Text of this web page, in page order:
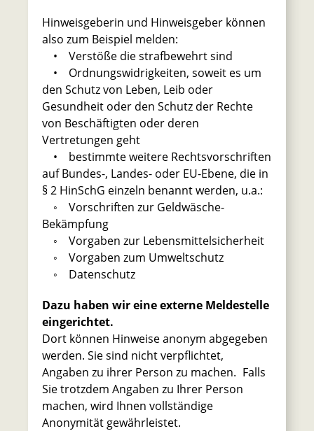
Hinweisgeberin und Hinweisgeber können
also zum Beispiel melden:
• Verstöße die strafbewehrt sind
• Ordnungswidrigkeiten, soweit es um
den Schutz von Leben, Leib oder
Gesundheit oder den Schutz der Rechte
von Beschäftigten oder deren
Vertretungen geht
• bestimmte weitere Rechtsvorschriften
auf Bundes-, Landes- oder EU-Ebene, die in
§ 2 HinSchG einzeln benannt werden, u.a.:
◦ Vorschriften zur Geldwäsche-
Bekämpfung
◦ Vorgaben zur Lebensmittelsicherheit
◦ Vorgaben zum Umweltschutz
◦ Datenschutz
Dazu haben wir eine externe Meldestelle
eingerichtet.
Dort können Hinweise anonym abgegeben
werden. Sie sind nicht verpflichtet,
Angaben zu ihrer Person zu machen. Falls
Sie trotzdem Angaben zu Ihrer Person
machen, wird Ihnen vollständige
Anonymität gewährleistet.